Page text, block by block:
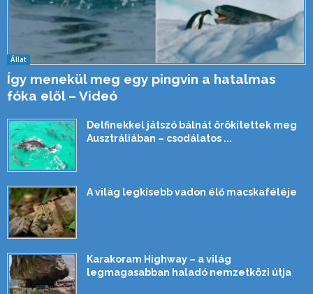
Állat
Így menekül meg egy pingvin a hatalmas
fóka elől – Videó
Delfinekkel játszó bálnát örökítettek meg
Ausztráliában – csodálatos ...
A világ legkisebb vadon élő macskaféléje
Karakoram Highway – a világ
legmagasabban haladó nemzetközi útja